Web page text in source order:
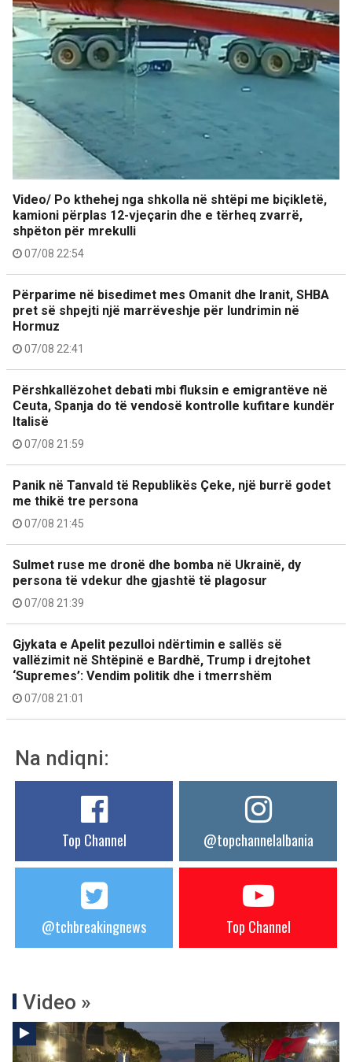
Video/ Po kthehej nga shkolla në shtëpi me biçikletë,
kamioni përplas 12-vjeçarin dhe e tërheq zvarrë,
shpëton për mrekulli
07/08 22:54
Përparime në bisedimet mes Omanit dhe Iranit, SHBA
pret së shpejti një marrëveshje për lundrimin në
Hormuz
07/08 22:41
Përshkallëzohet debati mbi fluksin e emigrantëve në
Ceuta, Spanja do të vendosë kontrolle kufitare kundër
Italisë
07/08 21:59
Panik në Tanvald të Republikës Çeke, një burrë godet
me thikë tre persona
07/08 21:45
Sulmet ruse me dronë dhe bomba në Ukrainë, dy
persona të vdekur dhe gjashtë të plagosur
07/08 21:39
Gjykata e Apelit pezulloi ndërtimin e sallës së
vallëzimit në Shtëpinë e Bardhë, Trump i drejtohet
‘Supremes’: Vendim politik dhe i tmerrshëm
07/08 21:01
Na ndiqni:
Top Channel @topchannelalbania
@tchbreakingnews Top Channel
Video »